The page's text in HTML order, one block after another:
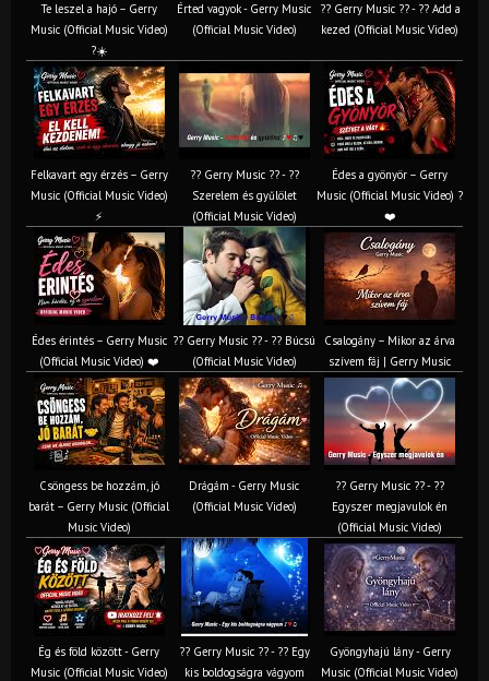
Te leszel a hajó – Gerry
Music (Official Music Video)
?☀️
Érted vagyok - Gerry Music
(Official Music Video)
?? Gerry Music ?? - ?? Add a
kezed (Official Music Video)
Felkavart egy érzés – Gerry
Music (Official Music Video)
⚡
?? Gerry Music ?? - ??
Szerelem és gyűlölet
(Official Music Video)
Édes a gyönyör – Gerry
Music (Official Music Video) ?
❤️
Édes érintés – Gerry Music
(Official Music Video) ❤️
?? Gerry Music ?? - ?? Búcsú
(Official Music Video)
Csalogány – Mikor az árva
szívem fáj | Gerry Music
Csöngess be hozzám, jó
barát – Gerry Music (Official
Music Video)
Drágám - Gerry Music
(Official Music Video)
?? Gerry Music ?? - ??
Egyszer megjavulok én
(Official Music Video)
Ég és föld között - Gerry
Music (Official Music Video)
?? Gerry Music ?? - ?? Egy
kis boldogságra vágyom
Gyöngyhajú lány - Gerry
Music (Official Music Video)